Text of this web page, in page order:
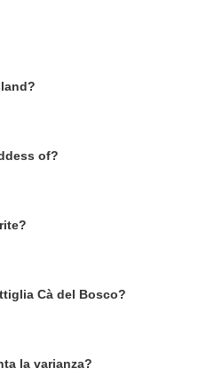
of?
Cà del Bosco?
la varianza?